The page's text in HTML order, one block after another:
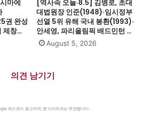
마에
권 완성
제창
(1962)
[역사속 오늘·8.5] 김병로, 초대
대법원장 인준(1948)·임시정부
선열 5위 유해 국내 봉환(1993)·
안세영, 파리올림픽 배드민턴 여
자단식 금메달(2024)·하시나 방
글라데시 총리 인도 망명
라 체포, 27년 옥고의 시작
August 5, 2026
의견 남기기
애드센스 광고이며, 본 사이트와는 무관합니다.